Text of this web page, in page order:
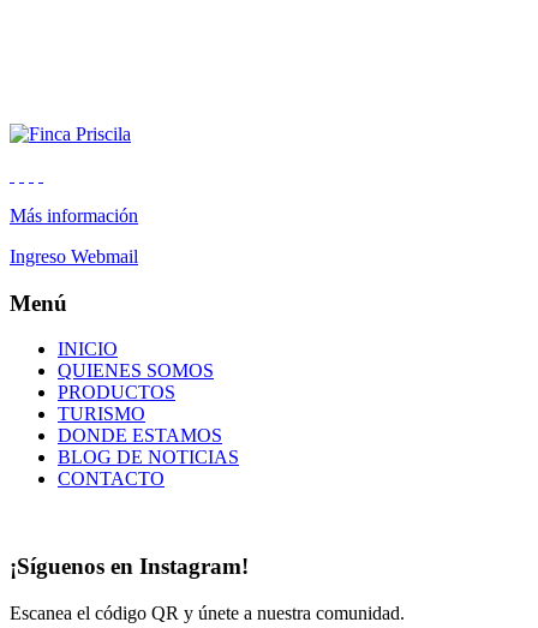
Más información
Ingreso Webmail
Menú
INICIO
QUIENES SOMOS
PRODUCTOS
TURISMO
DONDE ESTAMOS
BLOG DE NOTICIAS
CONTACTO
¡Síguenos en Instagram!
Escanea el código QR y únete a nuestra comunidad.